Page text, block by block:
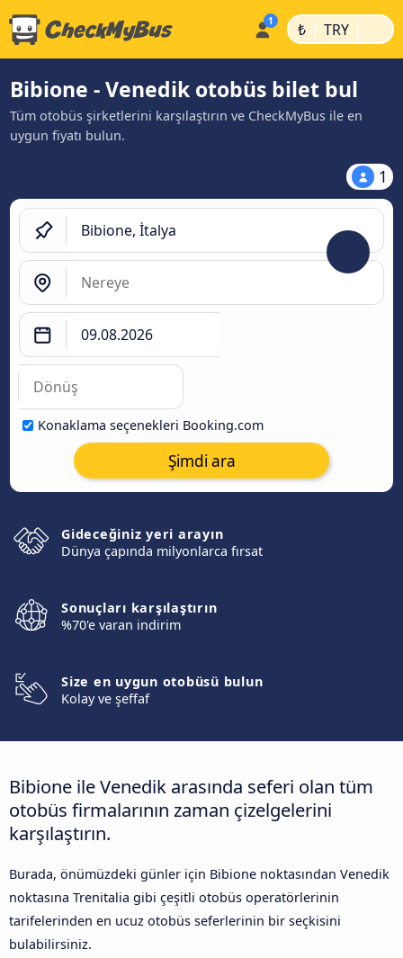
₺ | TRY |
Bibione - Venedik otobüs bilet bul
Tüm otobüs şirketlerini karşılaştırın ve CheckMyBus ile en
uygun fiyatı bulun.
1
Konaklama seçenekleri Booking.com
Şimdi ara
Gideceğiniz yeri arayın
Dünya çapında milyonlarca fırsat
Sonuçları karşılaştırın
%70'e varan indirim
Size en uygun otobüsü bulun
Kolay ve şeffaf
Bibione ile Venedik arasında seferi olan tüm
otobüs firmalarının zaman çizelgelerini
karşılaştırın.
Burada, önümüzdeki günler için Bibione noktasından Venedik
noktasına Trenitalia gibi çeşitli otobüs operatörlerinin
tarifelerinden en ucuz otobüs seferlerinin bir seçkisini
bulabilirsiniz.